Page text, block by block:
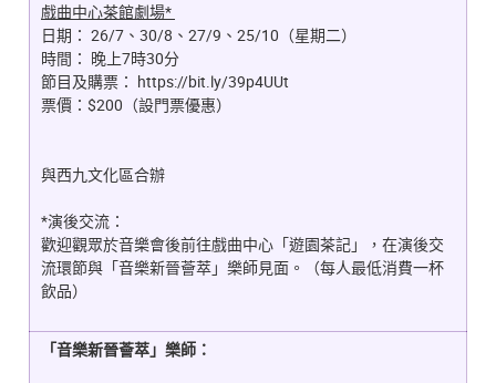
戲曲中心茶館劇場*
日期： 26/7、30/8、27/9、25/10（星期二）
時間： 晚上7時30分
節目及購票： https://bit.ly/39p4UUt
票價： $200（設門票優惠）
與西九文化區合辦
*演後交流：
歡迎觀眾於音樂會後前往戲曲中心「遊園茶記」，在演後交
流環節與「音樂新晉薈萃」樂師見面。（每人最低消費一杯
飲品）
「音樂新晉薈萃」樂師：